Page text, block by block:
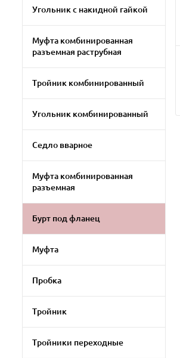
Угольник с накидной гайкой
Муфта комбинированная
разъемная раструбная
Тройник комбинированный
Угольник комбинированный
Седло вварное
Муфта комбинированная
разъемная
Бурт под фланец
Муфта
Пробка
Тройник
Тройники переходные